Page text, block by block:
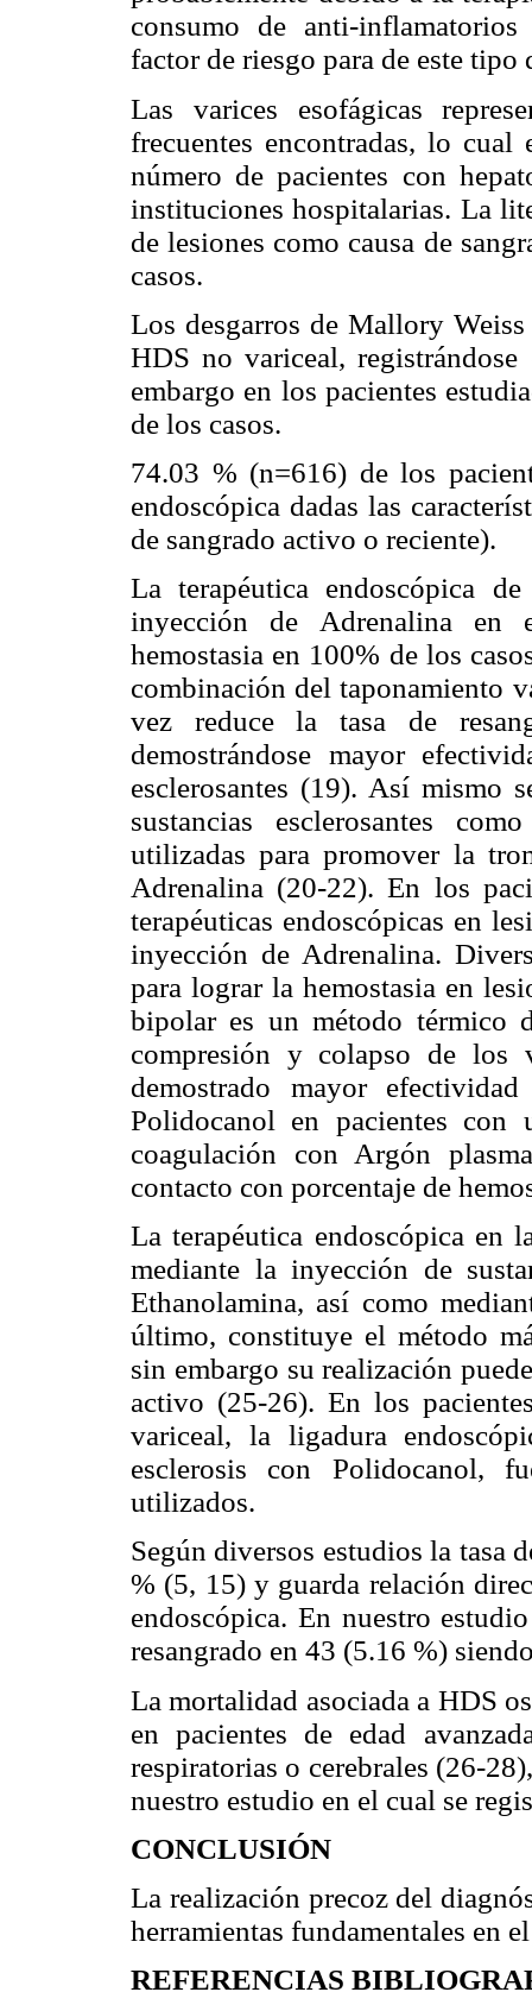
consumo de anti-
factor de riesgo para de este tipo
Las varices esofágicas
frecuentes encontradas, lo
número de pacientes con
instituciones hospitalarias. La
de lesiones como causa de
casos.
Los desgarros de Mallory
HDS no variceal,
embargo en los pacientes
de los casos.
74.03 % (n=616) de los
endoscópica dadas las
de sangrado activo o reciente).
La terapéutica endoscópica
inyección de Adrenalina en
hemostasia en 100% de los
combinación del taponamiento
vez reduce la tasa de
demostrándose mayor
esclerosantes (19). Así mismo
sustancias esclerosantes
utilizadas para promover la
Adrenalina (20-22). En los
terapéuticas endoscópicas en
inyección de Adrenalina.
para lograr la hemostasia en
bipolar es un método térmico
compresión y colapso de los
demostrado mayor
Polidocanol en pacientes
coagulación con Argón
contacto con porcentaje de
La terapéutica endoscópica en
mediante la inyección de
Ethanolamina, así como
último, constituye el método
sin embargo su realización
activo (25-26). En los
variceal, la ligadura
esclerosis con Polidocanol,
utilizados.
Según diversos estudios la tasa
% (5, 15) y guarda relación
endoscópica. En nuestro
resangrado en 43 (5.16 %)
La mortalidad asociada a HDS
en pacientes de edad
respiratorias o cerebrales (26-
nuestro estudio en el cual se
CONCLUSIÓN
La realización precoz del
herramientas fundamentales en
REFERENCIAS